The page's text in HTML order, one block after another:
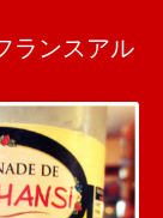
ランスアル